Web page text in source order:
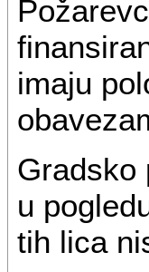
imaju
Gradsko
u
tih lica